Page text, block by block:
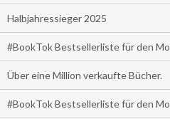
Halbjahressieger 2025
#BookTok Bestsellerliste für den
Über eine Million verkaufte Bücher.
#BookTok Bestsellerliste für den